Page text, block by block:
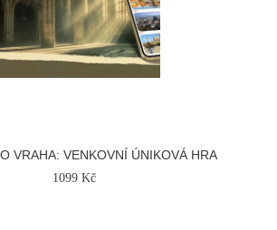
VRAHA: VENKOVNÍ ÚNIKOVÁ HRA
1099 Kč